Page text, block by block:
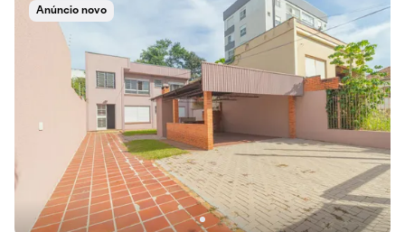
Anúncio novo